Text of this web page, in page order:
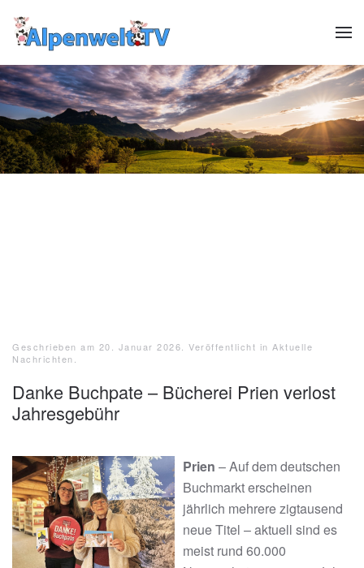
Zum Hauptinhalt springen
Geschrieben am 20. Januar 2026 . Veröffentlicht in Aktuelle
Nachrichten
Danke Buchpate – Bücherei Prien verlost
Jahresgebühr
Prien – Auf dem deutschen
Buchmarkt erscheinen
jährlich mehrere zigtausend
neue Titel – aktuell sind es
meist rund 60.000